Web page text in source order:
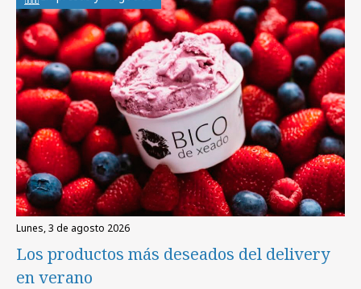
lunes, 3 de agosto 2026
Los productos más deseados del delivery
en verano